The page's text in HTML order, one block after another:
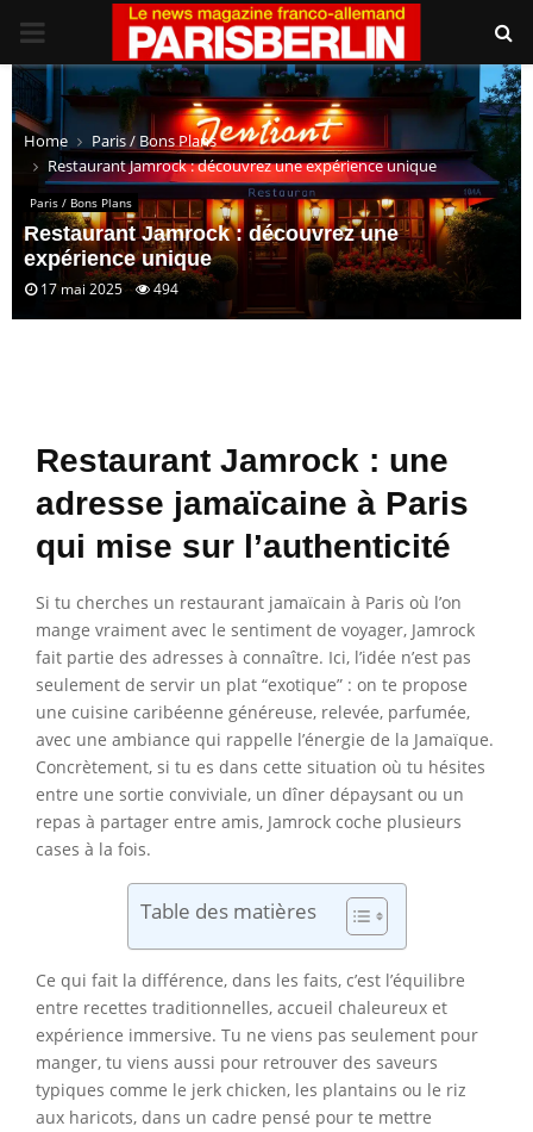
PRIMARY
MENU
Home
Paris / Bons Plans
Restaurant Jamrock : découvrez une expérience unique
Paris / Bons Plans
Restaurant Jamrock : découvrez une
expérience unique
17 mai 2025 494
Restaurant Jamrock : une
adresse jamaïcaine à Paris
qui mise sur l’authenticité
Si tu cherches un restaurant jamaïcain à Paris où l’on
mange vraiment avec le sentiment de voyager, Jamrock
fait partie des adresses à connaître. Ici, l’idée n’est pas
seulement de servir un plat “exotique” : on te propose
une cuisine caribéenne généreuse, relevée, parfumée,
avec une ambiance qui rappelle l’énergie de la Jamaïque.
Concrètement, si tu es dans cette situation où tu hésites
entre une sortie conviviale, un dîner dépaysant ou un
repas à partager entre amis, Jamrock coche plusieurs
cases à la fois.
Table des matières
Ce qui fait la différence, dans les faits, c’est l’équilibre
entre recettes traditionnelles, accueil chaleureux et
expérience immersive. Tu ne viens pas seulement pour
manger, tu viens aussi pour retrouver des saveurs
typiques comme le jerk chicken, les plantains ou le riz
aux haricots, dans un cadre pensé pour te mettre